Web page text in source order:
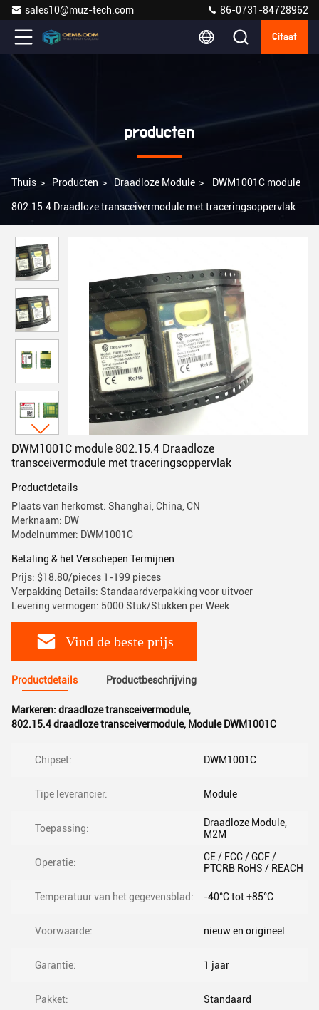
sales10@muz-tech.com 86-0731-84728962
Citaat
producten
Thuis > Producten > Draadloze Module > DWM1001C module
802.15.4 Draadloze transceivermodule met traceringsoppervlak
DWM1001C module 802.15.4 Draadloze
transceivermodule met traceringsoppervlak
Productdetails
Plaats van herkomst: Shanghai, China, CN
Merknaam: DW
Modelnummer: DWM1001C
Betaling & het Verschepen Termijnen
Prijs: $18.80/pieces 1-199 pieces
Verpakking Details: Standaardverpakking voor uitvoer
Levering vermogen: 5000 Stuk/Stukken per Week
Vind de beste prijs
Productdetails Productbeschrijving
Markeren: draadloze transceivermodule,
802.15.4 draadloze transceivermodule, Module DWM1001C
Chipset: DWM1001C
Tipe leverancier: Module
Toepassing:
Draadloze Module,
M2M
Operatie:
CE / FCC / GCF /
PTCRB RoHS / REACH
Temperatuur van het gegevensblad: -40°C tot +85°C
Voorwaarde: nieuw en origineel
Garantie: 1 jaar
Pakket: Standaard